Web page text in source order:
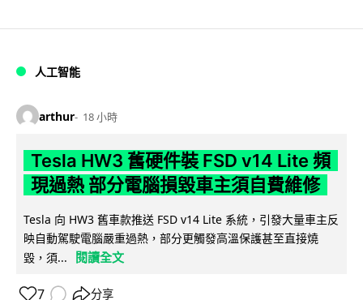
人工智能
arthur 18 小時
Tesla HW3 舊硬件裝 FSD v14 Lite 頻
現過熱 部分電腦損毀車主須自費維修
Tesla 向 HW3 舊車款推送 FSD v14 Lite 系統，引發大量車主反
映自動駕駛電腦嚴重過熱，部分更觸發高溫保護甚至直接燒
毀，須...
閱讀全文
7 分享